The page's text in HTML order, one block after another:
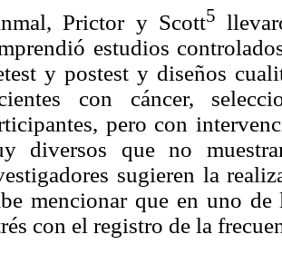
Prictor y Scott5
estudios
y postest y diseños
con cáncer,
pero con
diversos que no
sugieren la
mencionar que en uno
con el registro de la